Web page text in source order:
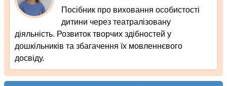
Посібник про виховання особистості
дитини через театралізовану
діяльність. Розвиток творчих здібностей у
дошкільників та збагачення їх мовленнєвого
досвіду.